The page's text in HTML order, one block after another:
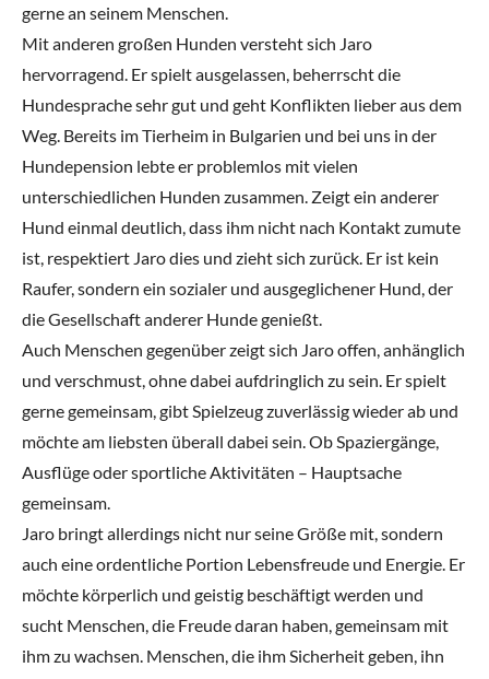
gerne an seinem Menschen.
Mit anderen großen Hunden versteht sich Jaro
hervorragend. Er spielt ausgelassen, beherrscht die
Hundesprache sehr gut und geht Konflikten lieber aus dem
Weg. Bereits im Tierheim in Bulgarien und bei uns in der
Hundepension lebte er problemlos mit vielen
unterschiedlichen Hunden zusammen. Zeigt ein anderer
Hund einmal deutlich, dass ihm nicht nach Kontakt zumute
ist, respektiert Jaro dies und zieht sich zurück. Er ist kein
Raufer, sondern ein sozialer und ausgeglichener Hund, der
die Gesellschaft anderer Hunde genießt.
Auch Menschen gegenüber zeigt sich Jaro offen, anhänglich
und verschmust, ohne dabei aufdringlich zu sein. Er spielt
gerne gemeinsam, gibt Spielzeug zuverlässig wieder ab und
möchte am liebsten überall dabei sein. Ob Spaziergänge,
Ausflüge oder sportliche Aktivitäten – Hauptsache
gemeinsam.
Jaro bringt allerdings nicht nur seine Größe mit, sondern
auch eine ordentliche Portion Lebensfreude und Energie. Er
möchte körperlich und geistig beschäftigt werden und
sucht Menschen, die Freude daran haben, gemeinsam mit
ihm zu wachsen. Menschen, die ihm Sicherheit geben, ihn